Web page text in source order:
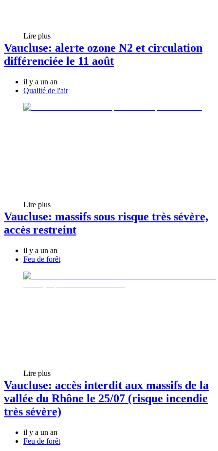
Lire plus
Vaucluse: alerte ozone N2 et circulation
différenciée le 11 août
il y a un an
Qualité de l'air
Lire plus
Vaucluse: massifs sous risque très sévère,
accès restreint
il y a un an
Feu de forêt
Lire plus
Vaucluse: accès interdit aux massifs de la
vallée du Rhône le 25/07 (risque incendie
très sévère)
il y a un an
Feu de forêt